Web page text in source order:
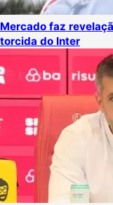
Mercado faz
torcida do Inter